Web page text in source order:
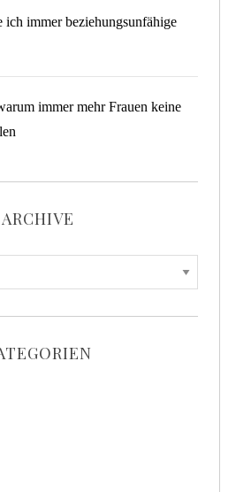
ich immer beziehungsunfähige
immer mehr Frauen keine
ARCHIVE